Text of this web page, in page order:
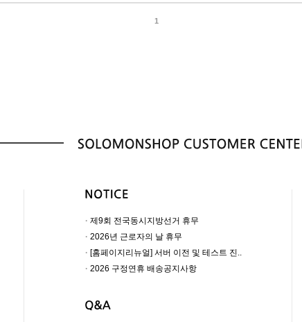
1
· 제9회 전국동시지방선거 휴무
· 2026년 근로자의 날 휴무
· [홈페이지리뉴얼] 서버 이전 및 테스트 진..
· 2026 구정연휴 배송공지사항